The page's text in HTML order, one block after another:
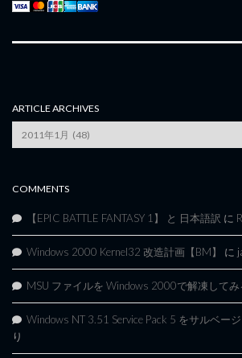
ARTICLE ARCHIVES
Article
Archives
COMMENTS
【EPIC BATTLE FANTASY 1】 と 日本語訳 に
Windows 2000 Kernel32 改造計画【BM】 に
MSU ファイルを Windows 2000で解凍してみ
Windows NT 3.51 Service Pack 5 をサルベー
り